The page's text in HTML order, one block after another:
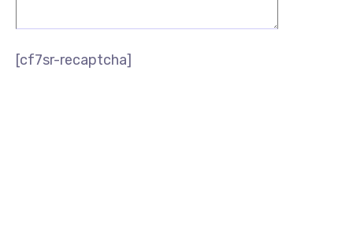
[cf7sr-recaptcha]